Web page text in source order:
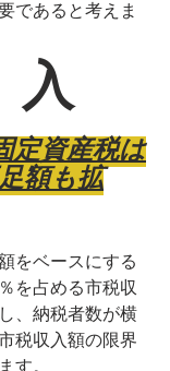
であると考えま
入
定資産税は
額も拡
をベースにする
を占める市税収
、納税者数が横
税収入額の限界